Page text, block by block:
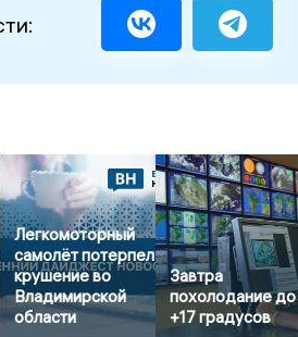
Легкомоторный
самолёт потерпел
крушение во
Владимирской
области
Завтра
похолодание до
+17 градусов